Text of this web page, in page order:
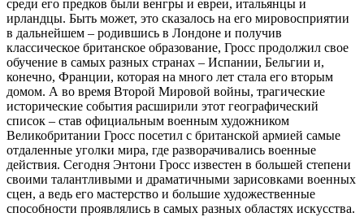
среди его предков были венгры и евреи, итальянцы и
ирландцы. Быть может, это сказалось на его мировосприятии
в дальнейшем – родившись в Лондоне и получив
классическое британское образование, Гросс продолжил свое
обучение в самых разных странах – Испании, Бельгии и,
конечно, Франции, которая на много лет стала его вторым
домом. А во время Второй Мировой войны, трагические
исторические события расширили этот географический
список – став официальным военным художником
Великобритании Гросс посетил с британской армией самые
отдаленные уголки мира, где разворачивались военные
действия. Сегодня Энтони Гросс известен в большей степени
своими талантливыми и драматичными зарисовками военных
сцен, а ведь его мастерство и большие художественные
способности проявлялись в самых разных областях искусства.